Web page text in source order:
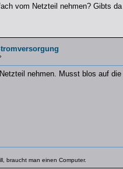
vom Netzteil nehmen? Gibts
nehmen. Musst blos auf
braucht man einen Computer.